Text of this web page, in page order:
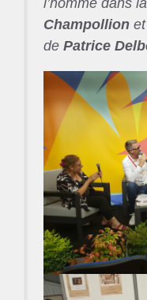
Champollion
de Patrice